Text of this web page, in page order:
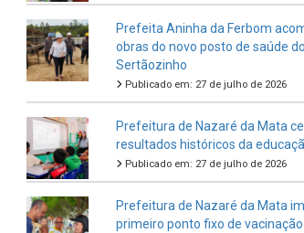
Prefeita Aninha da Ferbom
obras do novo posto de saúde do
Sertãozinho
Publicado em: 27 de julho de 2026
Prefeitura de Nazaré da Mata
resultados históricos da
Publicado em: 27 de julho de 2026
Prefeitura de Nazaré da Mata
primeiro ponto fixo de vacinação